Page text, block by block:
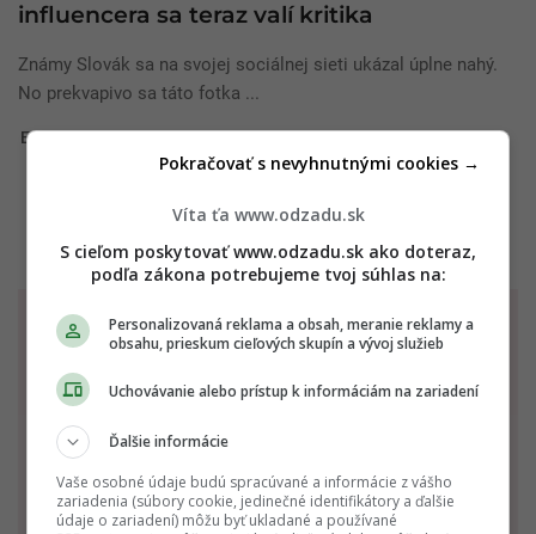
influencera sa teraz valí kritika
Známy Slovák sa na svojej sociálnej sieti ukázal úplne nahý.
No prekvapivo sa táto fotka ...
Evka
TVOJ HOROSKOP
Kozorožec Vodnár Ryby
Víta ťa www.odzadu.sk
S cieľom poskytovať www.odzadu.sk ako doteraz,
podľa zákona potrebujeme tvoj súhlas na:
Personalizovaná reklama a obsah, meranie reklamy a
obsahu, prieskum cieľových skupín a vývoj služieb
Uchovávanie alebo prístup k informáciám na zariadení
Ďalšie informácie
Vaše osobné údaje budú spracúvané a informácie z vášho
zariadenia (súbory cookie, jedinečné identifikátory a ďalšie
údaje o zariadení) môžu byť ukladané a používané
Pokračovať s nevyhnutnými cookies →